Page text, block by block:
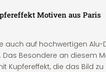
Motiven aus Paris
auch auf hochwertigen Alu-
Das Besondere an diesem
Kupfereffekt, die das Bild